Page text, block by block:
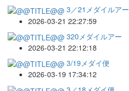
3／21メダイルアー
2026-03-21 22:27:59
320メダイルアー
2026-03-21 22:12:18
3/19メダイ便
2026-03-19 17:34:12